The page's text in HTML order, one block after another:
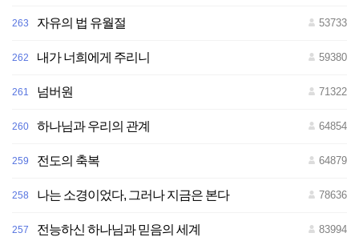
263 자유의 법 유월절 53733
262 내가 너희에게 주리니 59380
261 넘버원 71322
260 하나님과 우리의 관계 64854
259 전도의 축복 64879
258 나는 소경이었다, 그러나 지금은 본다 78636
257 전능하신 하나님과 믿음의 세계 83994